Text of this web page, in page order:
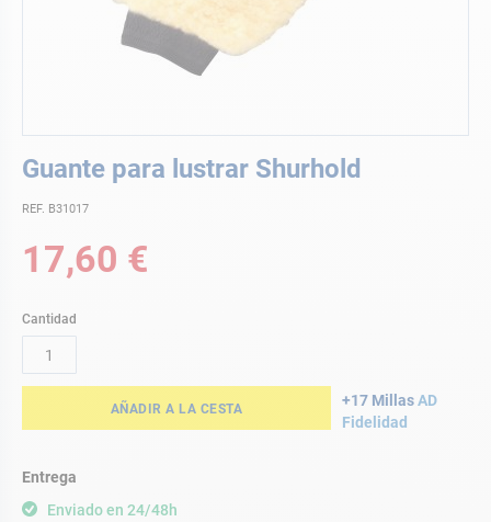
Guante para lustrar Shurhold
REF. B31017
17,60 €
Cantidad
AÑADIR A LA CESTA +17 MillasAD
Fidelidad
Entrega
Enviado en 24/48h
al
de
galería
de